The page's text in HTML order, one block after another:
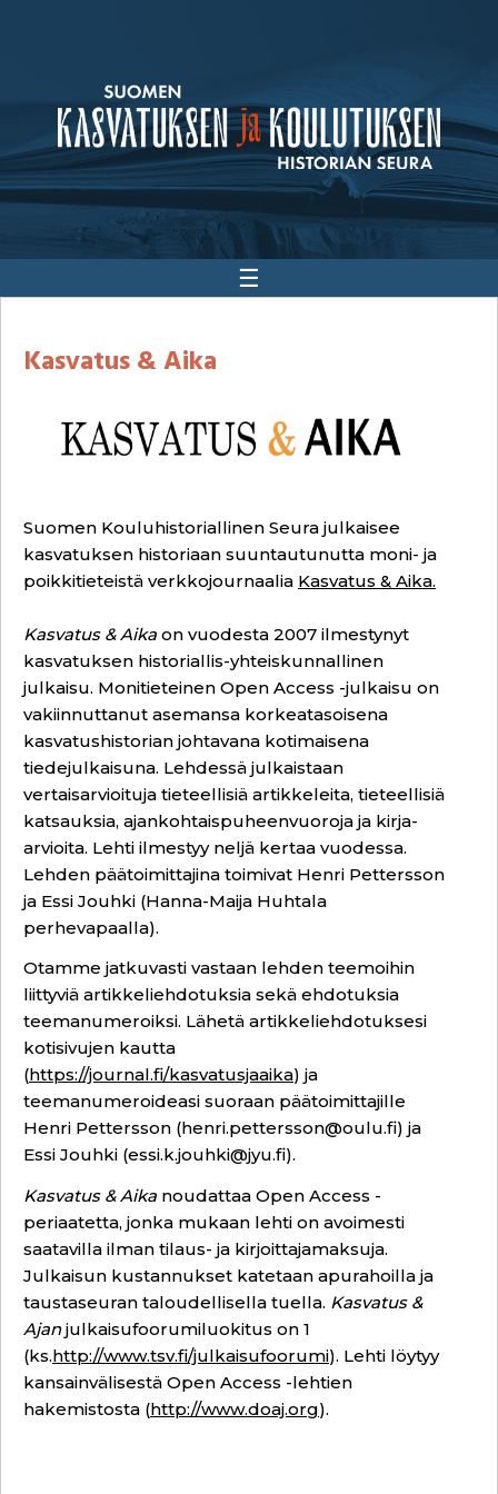
☰
Kasvatus & Aika
Suomen Kouluhistoriallinen Seura julkaisee
kasvatuksen historiaan suuntautunutta moni- ja
poikkitieteistä verkkojournaalia Kasvatus & Aika.
Kasvatus & Aika on vuodesta 2007 ilmestynyt
kasvatuksen historiallis-yhteiskunnallinen
julkaisu. Monitieteinen Open Access -julkaisu on
vakiinnuttanut asemansa korkeatasoisena
kasvatushistorian johtavana kotimaisena
tiedejulkaisuna. Lehdessä julkaistaan
vertaisarvioituja tieteellisiä artikkeleita, tieteellisiä
katsauksia, ajankohtaispuheenvuoroja ja kirja-
arvioita. Lehti ilmestyy neljä kertaa vuodessa.
Lehden päätoimittajina toimivat Henri Pettersson
ja Essi Jouhki (Hanna-Maija Huhtala
perhevapaalla).
Otamme jatkuvasti vastaan lehden teemoihin
liittyviä artikkeliehdotuksia sekä ehdotuksia
teemanumeroiksi. Lähetä artikkeliehdotuksesi
kotisivujen kautta
(https://journal.fi/kasvatusjaaika) ja
teemanumeroideasi suoraan päätoimittajille
Henri Pettersson (henri.pettersson@oulu.fi) ja
Essi Jouhki (essi.k.jouhki@jyu.fi).
Kasvatus & Aika noudattaa Open Access -
periaatetta, jonka mukaan lehti on avoimesti
saatavilla ilman tilaus- ja kirjoittajamaksuja.
Julkaisun kustannukset katetaan apurahoilla ja
taustaseuran taloudellisella tuella. Kasvatus &
Ajanjulkaisufoorumiluokitus on 1
(ks.http://www.tsv.fi/julkaisufoorumi). Lehti löytyy
kansainvälisestä Open Access -lehtien
hakemistosta (http://www.doaj.org).